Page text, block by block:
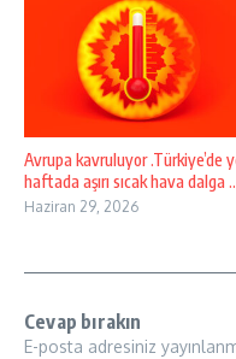
Avrupa kavruluyor .Türkiye’de
haftada aşırı sıcak hava dalga
Haziran 29, 2026
Cevap bırakın
E-posta adresiniz